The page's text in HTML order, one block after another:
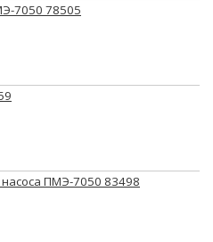
7050 78505
ПМЭ-7050 83498